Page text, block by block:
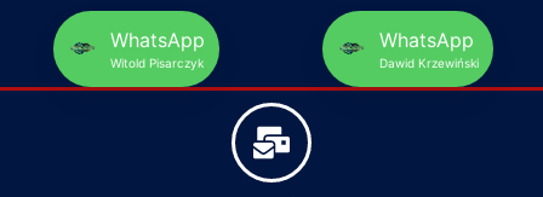
WhatsApp
Witold Pisarczyk
WhatsApp
Dawid Krzewiński